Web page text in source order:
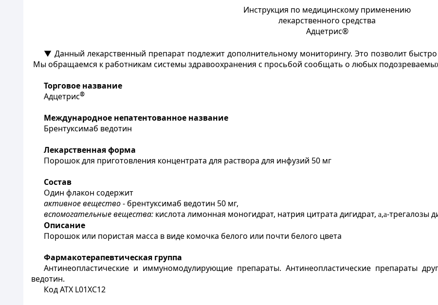
Инструкция по медицинскому применению
лекарственного средства
Адцетрис®
▼ Данный лекарственный препарат подлежит дополнительному мониторингу. Это позволит
Мы обращаемся к работникам системы здравоохранения с просьбой сообщать о любых
Торговое название
Адцетрис®
Международное непатентованное название
Брентуксимаб ведотин
Лекарственная форма
Порошок для приготовления концентрата для раствора для инфузий 50 мг
Cостав
Один флакон содержит
активное вещество- брентуксимаб ведотин 50 мг,
вспомогательные вещества: кислота лимонная моногидрат, натрия цитрата дигидрат,a,a-трегалозы
Описание
Порошок или пористая масса в виде комочка белого или почти белого цвета
Фармакотерапевтическая группа
Антинеопластические и иммуномодулирующие препараты. Антинеопластические препараты
ведотин.
Код АТХ L01XC12